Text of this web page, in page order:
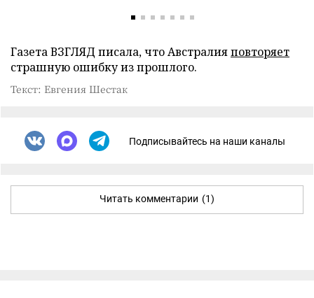
Газета ВЗГЛЯД писала, что Австралияповторяет
страшную ошибку из прошлого.
Текст: Евгения Шестак
Подписывайтесь на наши каналы
Читать комментарии (1)